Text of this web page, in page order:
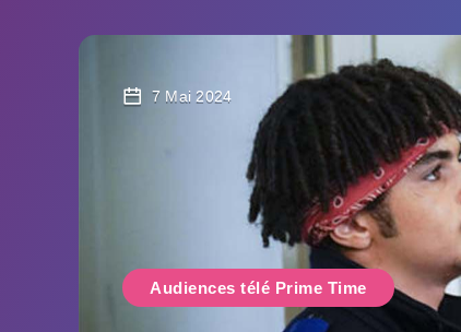
7 Mai 2024
Audiences télé Prime Time